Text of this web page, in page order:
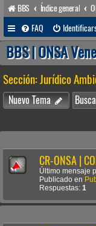
BBS Índice general
FAQ
BBS | ONSA
Sección: Jurídico
Nuevo Tema
CR-ONSA |
Último mensaje
Publicado en
Respuestas: 1